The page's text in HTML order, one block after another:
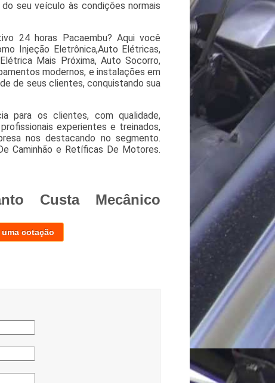
seu veículo às condições normais
24 horas Pacaembu? Aqui você
Injeção Eletrônica,Auto Elétricas,
Mais Próxima, Auto Socorro,
modernos, e instalações em
de seus clientes, conquistando sua
para os clientes, com qualidade,
experientes e treinados,
nos destacando no segmento.
Caminhão e Retíficas De Motores.
Custa Mecânico
cotação